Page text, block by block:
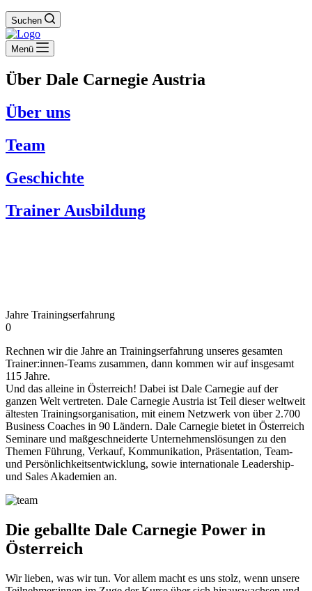
Suchen
Menü
Über Dale Carnegie Austria
Über uns
Team
Geschichte
Trainer Ausbildung
Jahre Trainingserfahrung
0
Rechnen wir die Jahre an Trainingserfahrung unseres gesamten
Trainer:innen-Teams zusammen, dann kommen wir auf insgesamt
115 Jahre.
Und das alleine in Österreich! Dabei ist Dale Carnegie auf der
ganzen Welt vertreten. Dale Carnegie Austria ist Teil dieser weltweit
ältesten Trainingsorganisation, mit einem Netzwerk von über 2.700
Business Coaches in 90 Ländern. Dale Carnegie bietet in Österreich
Seminare und maßgeschneiderte Unternehmenslösungen zu den
Themen Führung, Verkauf, Kommunikation, Präsentation, Team-
und Persönlichkeitsentwicklung, sowie internationale Leadership-
und Sales Akademien an.
Die geballte Dale Carnegie Power in
Österreich
Wir lieben, was wir tun. Vor allem macht es uns stolz, wenn unsere